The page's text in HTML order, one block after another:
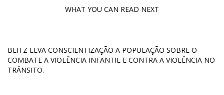
WHAT YOU CAN READ NEXT
BLITZ LEVA CONSCIENTIZAÇÃO A POPULAÇÃO SOBRE O
COMBATE A VIOLÊNCIA INFANTIL E CONTRA A VIOLÊNCIA NO
TRÂNSITO.